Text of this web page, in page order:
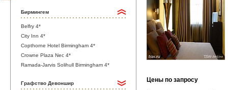
Бирмингем
Belfry 4*
City Inn 4*
Copthorne Hotel Birmingham 4*
Crowne Plaza Nec 4*
Ramada-Jarvis Solihull Birmingham 4*
Графство Девоншир
Цены по запросу